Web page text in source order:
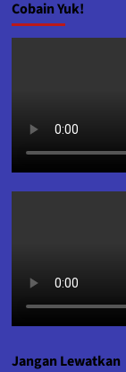
Cobain Yuk!
Jangan Lewatkan